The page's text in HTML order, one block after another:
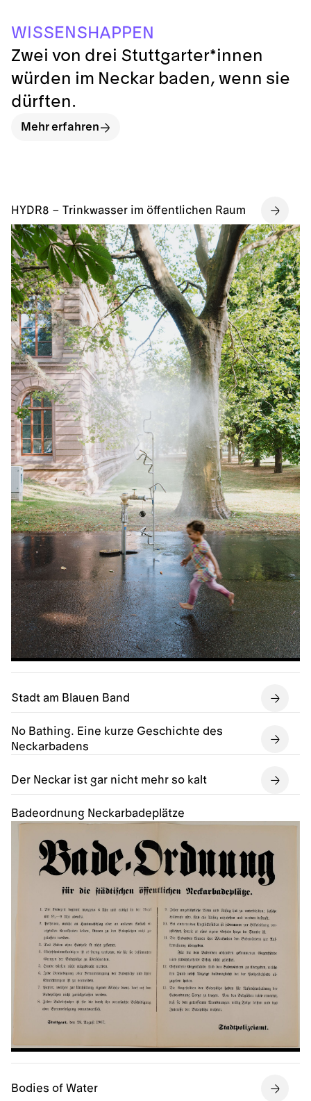
HYDR8 – Trinkwasser im öffentlichen Raum
Stadt am Blauen Band
No Bathing. Eine kurze Geschichte des
Neckarbadens
Der Neckar ist gar nicht mehr so kalt
Badeordnung Neckarbadeplätze
Bodies of Water
WISSENS H A PPEN
Zwei von drei Stuttgarter*innen
würden im Neckar baden, wenn sie
dürften.
Mehr erfahren